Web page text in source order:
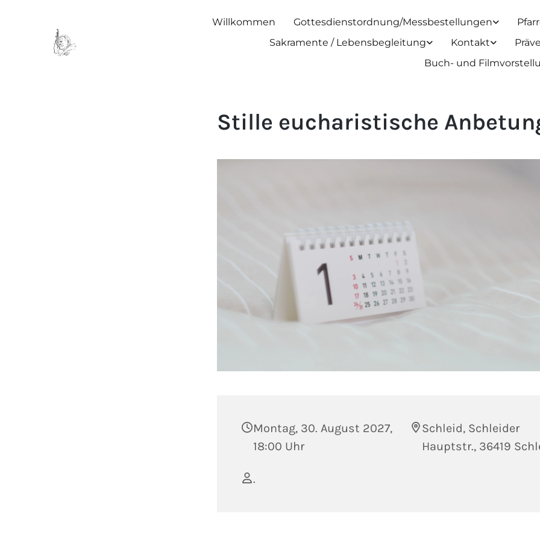
Willkommen Gottesdienstordnung/Messbestellungen
Sakramente / Lebensbegleitung
Kontakt
Buch- und
Stille eucharistische
Montag, 30. August 2027,
18:00 Uhr
Schleid, Schleider
Hauptstr., 36419
.